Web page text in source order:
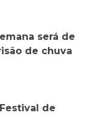
será de
de chuva
de